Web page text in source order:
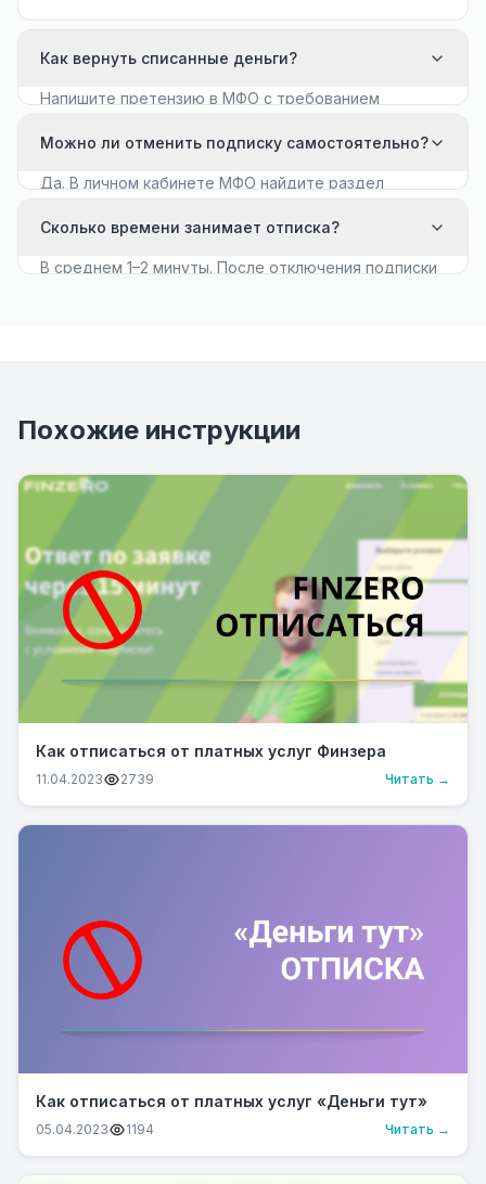
Как вернуть списанные деньги?
Напишите претензию в МФО с требованием
дней — обращайтесь в Роспотребнадзор.
Можно ли отменить подписку самостоятельно?
Да. В личном кабинете МФО найдите раздел
Сколько времени занимает отписка?
В среднем 1–2 минуты. После отключения подписки
Похожие инструкции
Как отписаться от платных услуг Финзера
11.04.2023 2739 Читать →
Как отписаться от платных услуг «Деньги тут»
05.04.2023 1194 Читать →